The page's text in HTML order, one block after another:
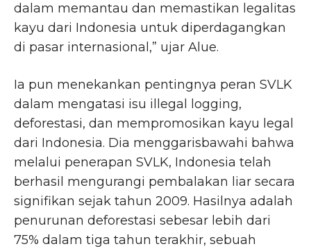
dalam memantau dan memastikan legalitas
kayu dari Indonesia untuk diperdagangkan
di pasar internasional,” ujar Alue.
Ia pun menekankan pentingnya peran SVLK
dalam mengatasi isu illegal logging,
deforestasi, dan mempromosikan kayu legal
dari Indonesia. Dia menggarisbawahi bahwa
melalui penerapan SVLK, Indonesia telah
berhasil mengurangi pembalakan liar secara
signifikan sejak tahun 2009. Hasilnya adalah
penurunan deforestasi sebesar lebih dari
75% dalam tiga tahun terakhir, sebuah